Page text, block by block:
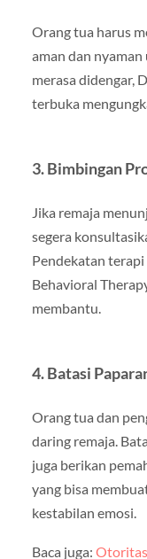
Orang tua harus
aman dan
merasa didengar,
terbuka
3. Bimbingan
Jika remaja
segera
Pendekatan
Behavioral
membantu.
4. Batasi
Orang tua dan
daring remaja.
juga berikan
yang bisa
kestabilan emosi.
Baca juga: